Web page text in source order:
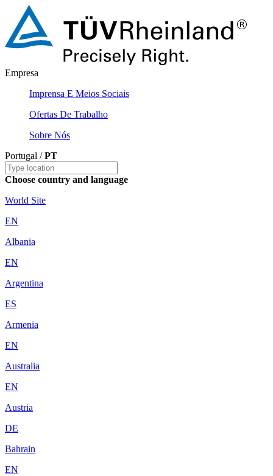
Empresa
Imprensa E Meios Sociais
Ofertas De Trabalho
Sobre Nós
Portugal /PT
Choose country and language
World Site
EN
Albania
EN
Argentina
ES
Armenia
EN
Australia
EN
Austria
DE
Bahrain
EN